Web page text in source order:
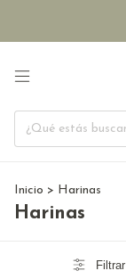
Inicio > Harinas
Harinas
Filtrar